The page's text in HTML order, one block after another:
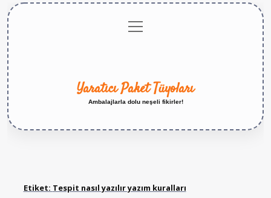
menüyü
aç
Yaratıcı Paket Tüyoları
Ambalajlarla dolu neşeli fikirler!
Etiket: Tespit nasıl yazılır yazım kuralları